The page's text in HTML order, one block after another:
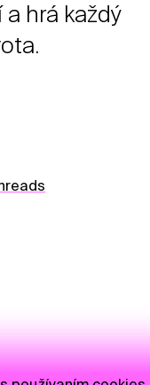
hrá každý